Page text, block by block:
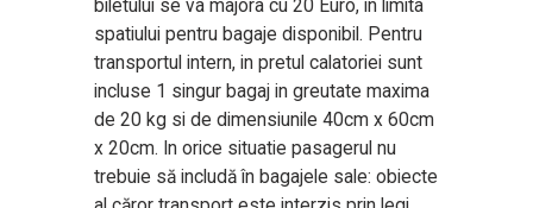
biletului se va majora cu 20 Euro, in limita
spatiului pentru bagaje disponibil. Pentru
transportul intern, in pretul calatoriei sunt
incluse 1 singur bagaj in greutate maxima
de 20 kg si de dimensiunile 40cm x 60cm
x 20cm. In orice situatie pasagerul nu
trebuie să includă în bagajele sale: obiecte